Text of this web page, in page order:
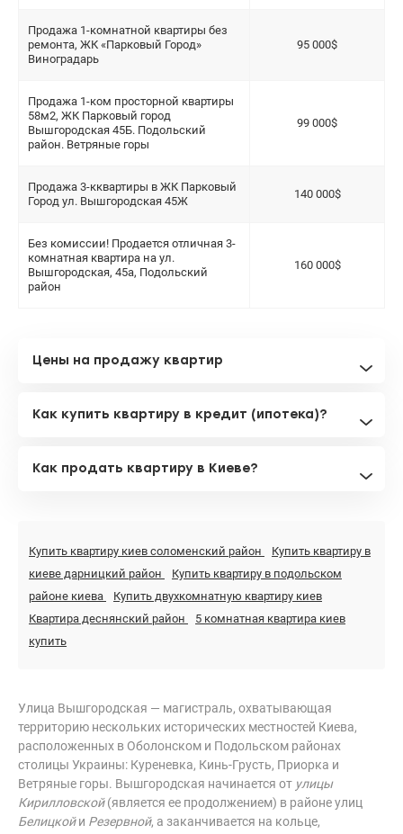
Продажа 1-комнатной квартиры без
ремонта, ЖК «Парковый Город»
Виноградарь
95 000$
Продажа 1-ком просторной квартиры
58м2, ЖК Парковый город
Вышгородская 45Б. Подольский
район. Ветряные горы
99 000$
Продажа 3-кквартиры в ЖК Парковый
Город ул. Вышгородская 45Ж
140 000$
Без комиссии! Продается отличная 3-
комнатная квартира на ул.
Вышгородская, 45а, Подольский
район
160 000$
Цены на продажу квартир
Как купить квартиру в кредит (ипотека)?
Как продать квартиру в Киеве?
Купить квартиру киев соломенский район
Купить квартиру в
киеве дарницкий район
Купить квартиру в подольском
районе киева
Купить двухкомнатную квартиру киев
Квартира деснянский район
5 комнатная квартира киев
купить
Улица Вышгородская — магистраль, охватывающая
территорию нескольких исторических местностей Киева,
расположенных в Оболонском и Подольском районах
столицы Украины: Куреневка, Кинь-Грусть, Приорка и
Ветряные горы. Вышгородская начинается от улицы
Кирилловской(является ее продолжением) в районе улиц
Белицкойи Резервной, а заканчивается на кольце,